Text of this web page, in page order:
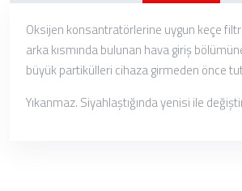
Oksijen konsantratörlerine uygun keçe
arka kısmında bulunan hava giriş
büyük partikülleri cihaza girmeden önce
Yıkanmaz. Siyahlaştığında yenisi ile